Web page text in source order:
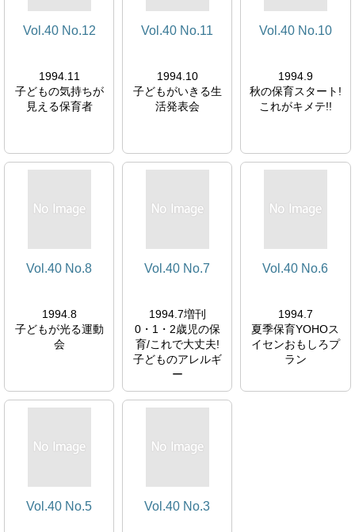
Vol.40 No.12
1994.11
子どもの気持ちが
見える保育者
Vol.40 No.11
1994.10
子どもがいきる生
活発表会
Vol.40 No.10
1994.9
秋の保育スタート!
これがキメテ!!
Vol.40 No.8
1994.8
子どもが光る運動
会
Vol.40 No.7
1994.7増刊
0・1・2歳児の保
育/これで大丈夫!
子どものアレルギ
ー
Vol.40 No.6
1994.7
夏季保育YOHOス
イセンおもしろプ
ラン
Vol.40 No.5 Vol.40 No.3